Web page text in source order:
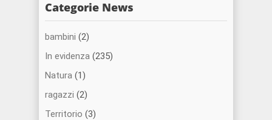
Categorie News
bambini (2)
In evidenza (235)
Natura (1)
ragazzi (2)
Territorio (3)